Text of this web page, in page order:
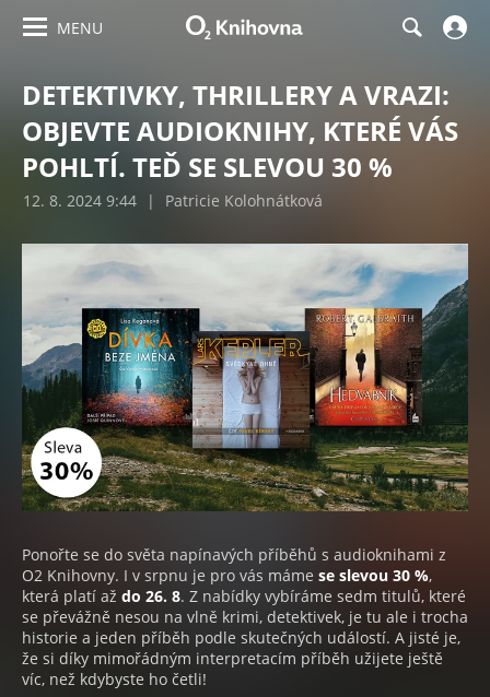
MENU
DETEKTIVKY, THRILLERY A VRAZI:
OBJEVTE AUDIOKNIHY, KTERÉ VÁS
POHLTÍ. TEĎ SE SLEVOU 30 %
12. 8. 2024 9:44 | Patricie Kolohnátková
Ponořte se do světa napínavých příběhů s audioknihami z
O2 Knihovny. I v srpnu je pro vás máme se slevou 30 %,
která platí až do 26. 8. Z nabídky vybíráme sedm titulů, které
se převážně nesou na vlně krimi, detektivek, je tu ale i trocha
historie a jeden příběh podle skutečných událostí. A jisté je,
že si díky mimořádným interpretacím příběh užijete ještě
víc, než kdybyste ho četli!